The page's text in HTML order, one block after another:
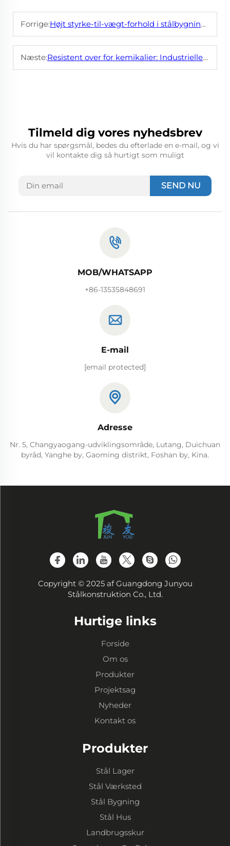
Forrige:Højt styrke-til-vægt-forhold i stålbygninger: Reducerer belastningen på fundamentet
Næste:Resistent over for kemikalier: Industrielle metalbygninger til fabrikker
Tilmeld dig vores nyhedsbrev
Hvis du har spørgsmål, bedes du efterlade en e-mail, og vi
vil kontakte dig så hurtigt som muligt
SEND NU
MOB/WHATSAPP
+86-13535848691
E-mail
[email protected]
Adresse
Nr. 5, Changyaogang-udviklingsområde, Lutang, Duichuan
byråd, Yanghe by, Gaoming distrikt, Foshan by, Kina.
Copyright © 2025 af Guangdong Junyou
Stålkonstruktion Co., Ltd.
Hurtige links
Forside
Om os
Produkter
Projektsag
Nyheder
Kontakt os
Produkter
Stål Lager
Stål Værksted
Stål Bygning
Stål Hus
Landbrugsskur